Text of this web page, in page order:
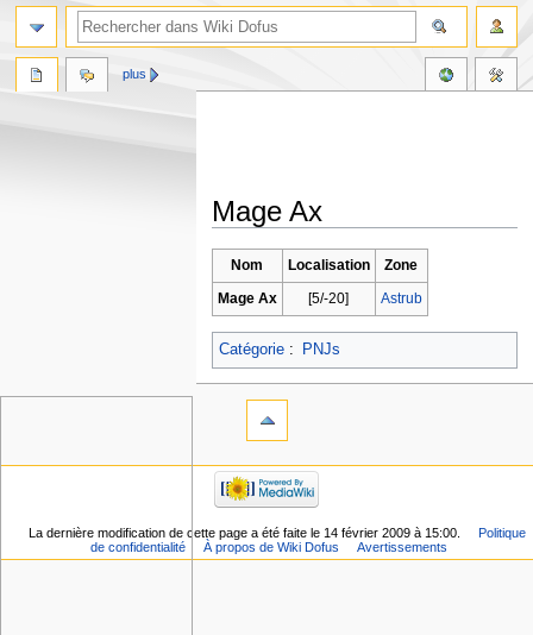
Mage Ax
Aller
à
la
Aller
à
la
Nom Localisation
Zone
Mage Ax
[5/-20] Astrub
Catégorie: PNJs
plus
La dernière modification de cette page a été faite le 14 février 2009 à 15:00.
Politique
de confidentialité
À propos de Wiki Dofus Avertissements